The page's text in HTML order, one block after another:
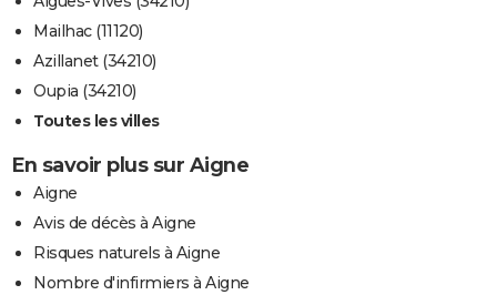
Mailhac (11120)
Azillanet (34210)
Oupia (34210)
Toutes les villes
En savoir plus sur Aigne
Aigne
Avis de décès à Aigne
Risques naturels à Aigne
Nombre d'infirmiers à Aigne